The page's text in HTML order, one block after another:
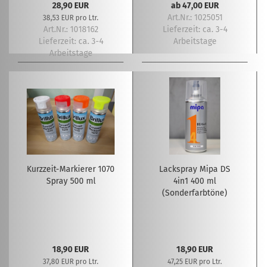
28,90 EUR
38,53 EUR pro Ltr.
Art.Nr.: 1018162
Lieferzeit: ca. 3-4
Arbeitstage
ab 47,00 EUR
Art.Nr.: 1025051
Lieferzeit: ca. 3-4
Arbeitstage
Kurzzeit-Markierer 1070
Spray 500 ml
18,90 EUR
37,80 EUR pro Ltr.
Lackspray Mipa DS
4in1 400 ml
(Sonderfarbtöne)
18,90 EUR
47,25 EUR pro Ltr.